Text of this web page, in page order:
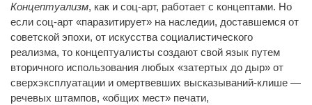
Концептуализм, как и соц-арт, работает с концептами. Но
если соц-арт «паразитирует» на наследии, доставшемся от
советской эпохи, от искусства социалистического
реализма, то концептуалисты создают свой язык путем
вторичного использования любых «затертых до дыр» от
сверхэксплуатации и омертвевших высказываний-клише —
речевых штампов, «общих мест» печати,